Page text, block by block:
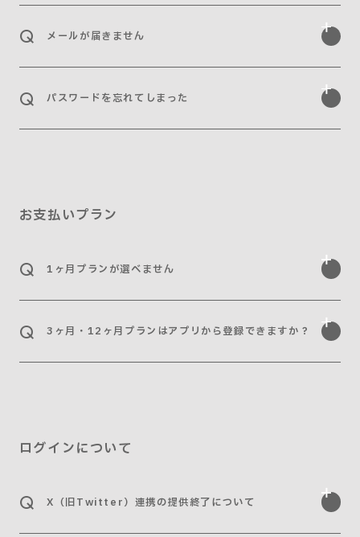
メールが届きません
パスワードを忘れてしまった
こちら
お支払いプラン
1ヶ月プランが選べません
こちら
3ヶ月・12ヶ月プランはアプリから登録できますか？
こちら
ログインについて
X（旧Twitter）連携の提供終了について